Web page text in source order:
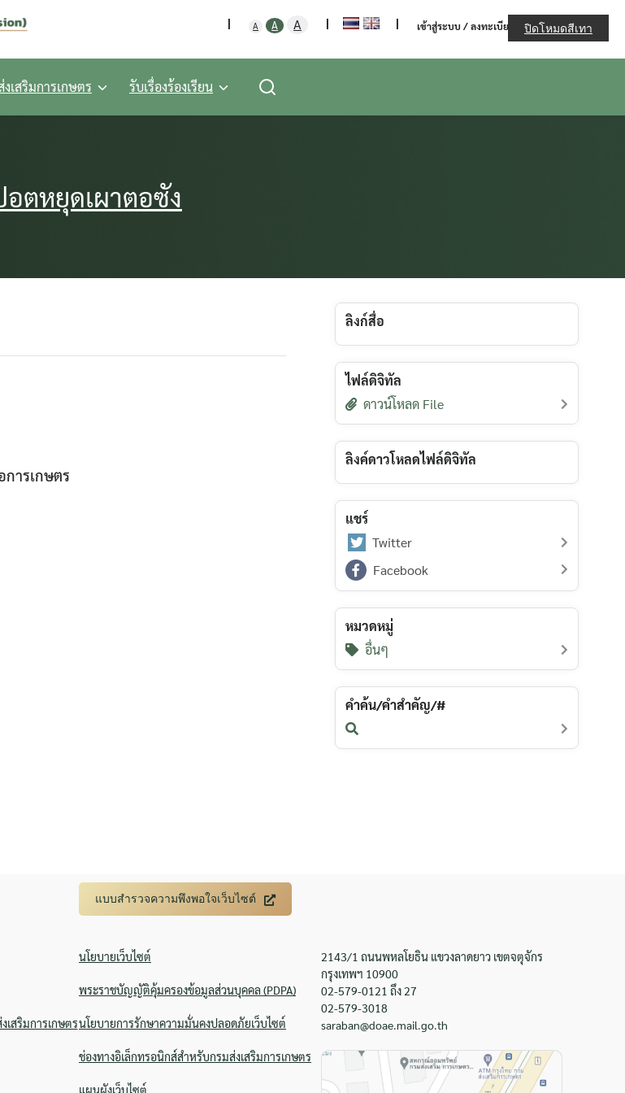
กรมส่งเสริมการเกษตร กระทรวงเกษตรและสหกรณ์
A Decrease
fontAReset
font
A Increase
font
| | เข้าสู่ระบบ / ลงทะเบียน
งเสริมการเกษตร รับเรื่องร้องเรียน
ตหยุดเผาตอซัง
ลิงก์สื่อ
ไฟล์ดิจิทัล
ดาวน์โหลด File
ลิงค์ดาวโหลดไฟล์ดิจิทัล
แชร์
Twitter
Facebook
หมวดหมู่
อื่นๆ
คำค้น/คำสำคัญ/#
การเกษตร
แบบสำรวจความพึงพอใจเว็บไซต์
สริมการเกษตร
นโยบายเว็บไซต์
พระราชบัญญัติคุ้มครองข้อมูลส่วนบุคคล (PDPA)
นโยบายการรักษาความมั่นคงปลอดภัยเว็บไซต์
ช่องทางอิเล็กทรอนิกส์สำหรับกรมส่งเสริมการเกษตร
2143/1 ถนนพหลโยธิน แขวงลาดยาว เขตจตุจักร
กรุงเทพฯ 10900
02-579-0121 ถึง 27
02-579-3018
saraban@doae.mail.go.th
ปิดโหมดสีเทา